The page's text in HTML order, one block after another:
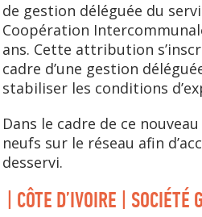
de gestion déléguée du
Coopération
ans. Cette attribution
cadre d’une gestion
stabiliser les conditions
Dans le cadre de ce
neufs sur le réseau afin
desservi.
| CÔTE D’IVOIRE |